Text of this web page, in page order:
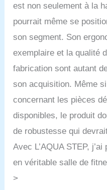
est non seulement à la
pourrait même se
son segment. Son
exemplaire et la qualité
fabrication sont autant
son acquisition. Même
concernant les pièces
disponibles, le produit
de robustesse qui
Avec L’AQUA STEP,
en véritable salle de
>